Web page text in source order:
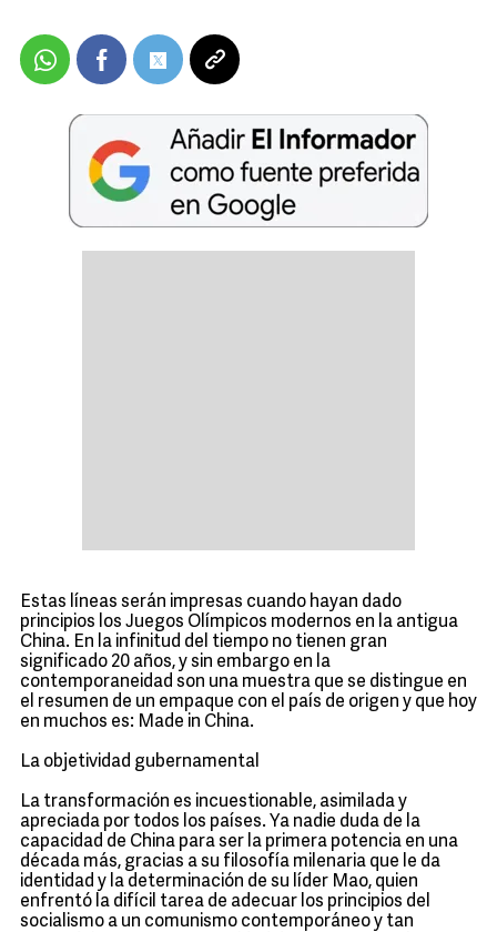
Estas líneas serán impresas cuando hayan dado
principios los Juegos Olímpicos modernos en la antigua
China. En la infinitud del tiempo no tienen gran
significado 20 años, y sin embargo en la
contemporaneidad son una muestra que se distingue en
el resumen de un empaque con el país de origen y que hoy
en muchos es: Made in China.
La objetividad gubernamental
La transformación es incuestionable, asimilada y
apreciada por todos los países. Ya nadie duda de la
capacidad de China para ser la primera potencia en una
década más, gracias a su filosofía milenaria que le da
identidad y la determinación de su líder Mao, quien
enfrentó la difícil tarea de adecuar los principios del
socialismo a un comunismo contemporáneo y tan